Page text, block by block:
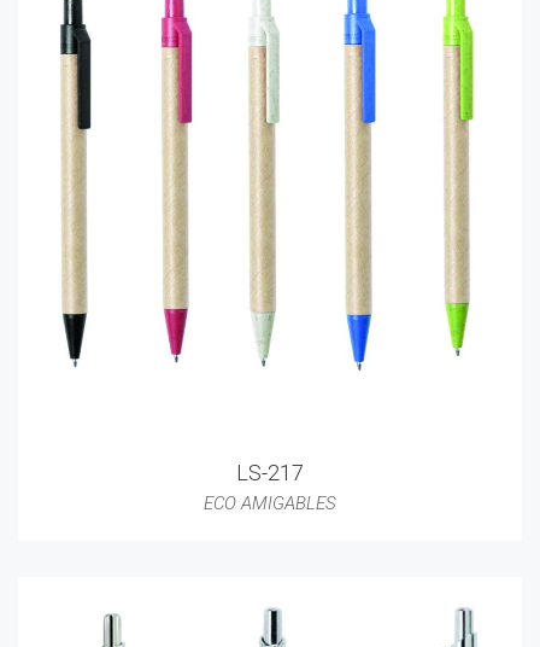
LS-217
ECO AMIGABLES